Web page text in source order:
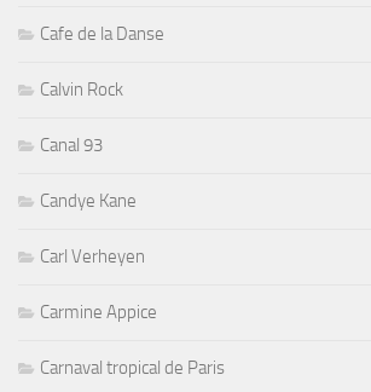
Cafe de la Danse
Calvin Rock
Canal 93
Candye Kane
Carl Verheyen
Carmine Appice
Carnaval tropical de Paris